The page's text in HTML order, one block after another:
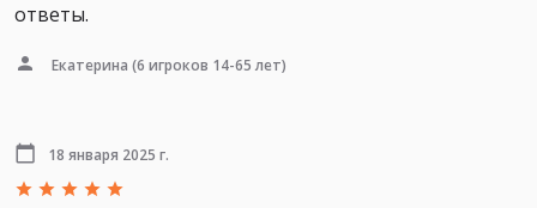
ответы.
Екатерина (6 игроков 14-65 лет)
18 января 2025 г.